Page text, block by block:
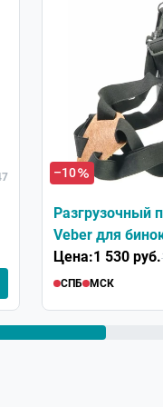
–10
Разгрузочный
Veber для
Цена:1 530 руб.
СПБ МСК